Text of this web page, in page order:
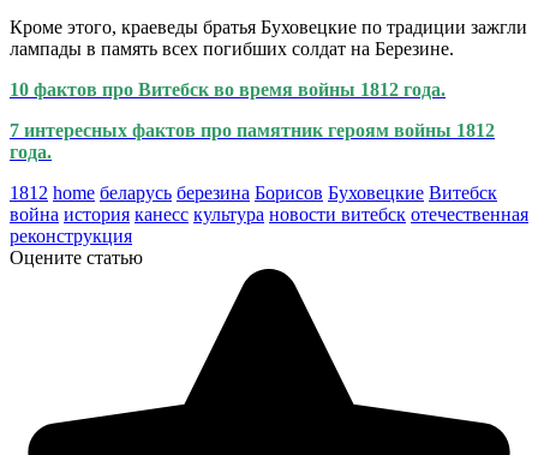
Кроме этого, краеведы братья Буховецкие по традиции зажгли
лампады в память всех погибших солдат на Березине.
10 фактов про Витебск во время войны 1812 года.
7 интересных фактов про памятник героям войны 1812
года.
1812 home беларусь березина Борисов Буховецкие Витебск
война история канесс культура новости витебск отечественная
реконструкция
Оцените статью